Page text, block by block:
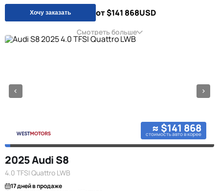
Хочу заказать от $141 868USD
Смотреть больше
≈ $141 868
стоимость авто в корее
2025 Audi S8
4.0 TFSI Quattro LWB
17 дней в продаже